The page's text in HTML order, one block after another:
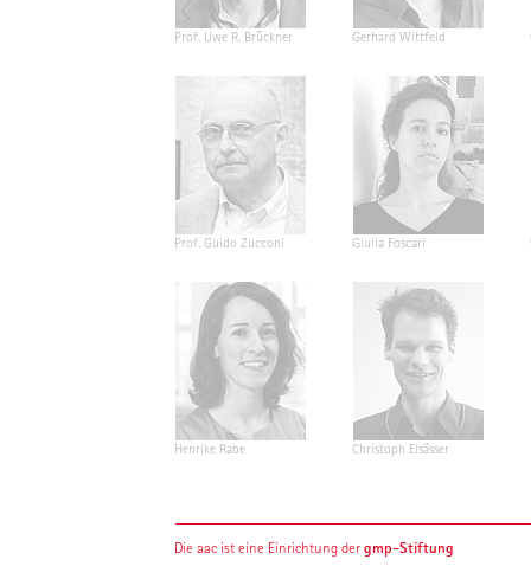
Prof. Uwe R. Brückner Gerhard Wittfeld
Prof. Guido Zucconi Giulia Foscari
Henrike Rabe Christoph Elsässer
Die aac ist eine Einrichtung dergmp-Stiftung